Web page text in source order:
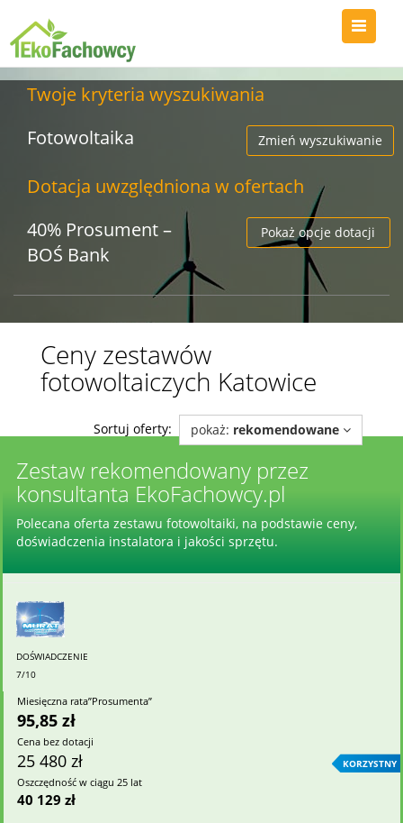
Twoje kryteria wyszukiwania
Zmień wyszukiwanie
Fotowoltaika
Dotacja uwzględniona w ofertach
Pokaż opcje dotacji
40% Prosument –
BOŚ Bank
Ceny zestawów
fotowoltaiczych Katowice
Sortuj oferty: pokaż: rekomendowane
Zestaw rekomendowany przez
konsultanta EkoFachowcy.pl
Polecana oferta zestawu fotowoltaiki, na podstawie ceny,
doświadczenia instalatora i jakości sprzętu.
DOŚWIADCZENIE
7/10
Miesięczna rata”Prosumenta”
95,85 zł
Cena bez dotacji
25 480 zł KORZYSTNY
Oszczędność w ciągu 25 lat
40 129 zł